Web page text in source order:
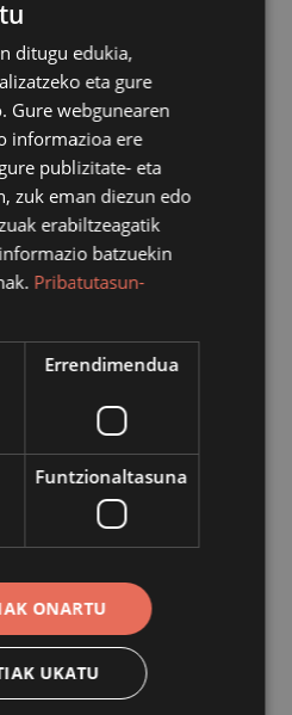
taila eta bustin tailerrak
9an, 11:00etatik
giltzatakoak egiten
gorako haurrei
egunean, uztailaren 10ean,
inguruko saioa izango
da. Bi ikastaroak
izena eman behar da, plaza
nahikoa da 943 81 24
ditugu edukia,
eta gure
Gure webgunearen
informazioa ere
publizitate- eta
zuk eman diezun edo
erabiltzeagatik
batzuekin
Pribatutasun-
Errendimendua
Funtzionaltasuna
ONARTU
UKATU